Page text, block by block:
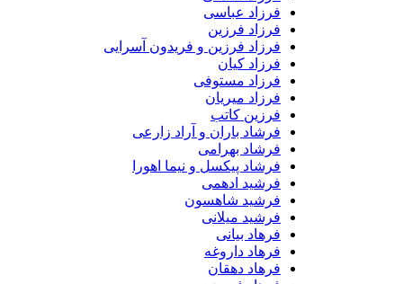
فرزاد عباسی
فرزاد فرزین
فرزاد فرزین و فریدون آسرایی
فرزاد کیان
فرزاد مستوفی
فرزاد میریان
فرزین کاتب
فرشاد باران و آراد زارعی
فرشاد بهرامی
فرشاد پیکسل و نیما اهورا
فرشید ادهمی
فرشید شاهسون
فرشید میلانی
فرهاد بیانی
فرهاد داروغه
فرهاد دهقان